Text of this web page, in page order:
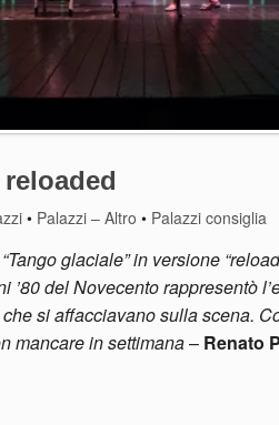
• Palazzi – Altro • Palazzi consiglia
glaciale” in versione
del Novecento rappresentò
si affacciavano sulla scena.
mancare in settimana– Renato